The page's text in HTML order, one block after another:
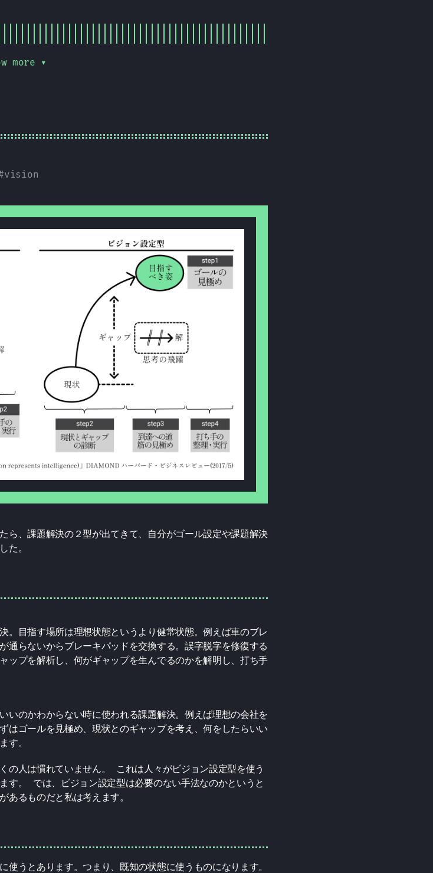
more ▾
vision
ら、課題解決の２型が出てきて、自分がゴール設定や課題解決
た。
。目指す場所は理想状態というより健常状態。例えば車のブレ
通らないからブレーキパッドを交換する。誤字脱字を修復する
ップを解析し、何がギャップを生んでるのかを解明し、打ち手
いのかわからない時に使われる課題解決。例えば理想の会社を
はゴールを見極め、現状とのギャップを考え、何をしたらいい
す。
の人は慣れていません。 これは人々がビジョン設定型を使う
す。 では、ビジョン設定型は必要のない手法なのかというと
あるものだと私は考えます。
使うとあります。つまり、既知の状態に使うものになります。